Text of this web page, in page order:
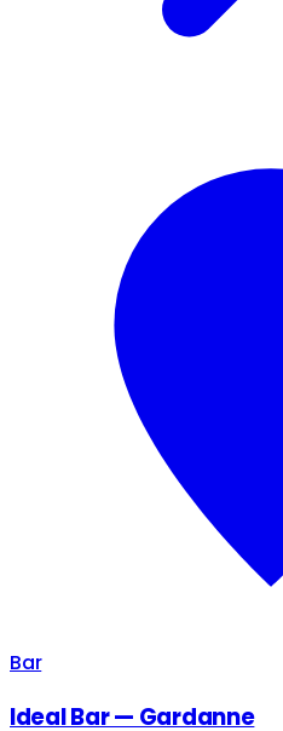
Bar
Ideal Bar — Gardanne